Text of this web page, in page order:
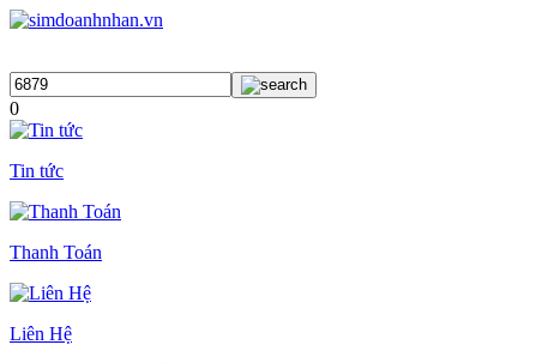
0
Tin tức
Thanh Toán
Liên Hệ